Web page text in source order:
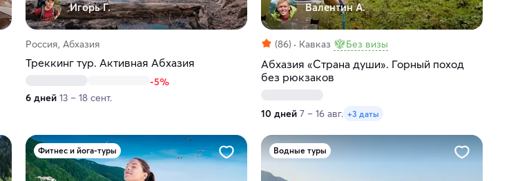
Игорь Г.
Россия, Абхазия
Треккинг тур. Активная Абхазия
-5%
6 дней 13 – 18 сент.
Валентин А.
(86) Кавказ Без визы
Абхазия «Страна души». Горный поход
без рюкзаков
10 дней 7 – 16 авг. +3 даты
Фитнес и йога-туры Водные туры